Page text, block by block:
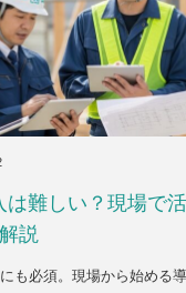
は難しい？現場で
説
も必須。現場から始める